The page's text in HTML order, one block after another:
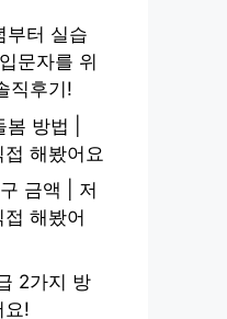
터 실습
문자를 위
직후기!
방법 |
해봤어요
금액 | 저
해봤어
2가지 방
요!